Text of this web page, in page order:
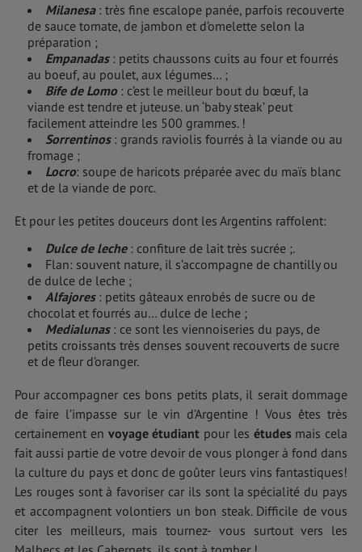
Milanesa : très fine escalope panée, parfois recouverte
de sauce tomate, de jambon et d’omelette selon la
préparation ;
Empanadas : petits chaussons cuits au four et fourrés
au boeuf, au poulet, aux légumes… ;
Bife de Lomo : c’est le meilleur bout du bœuf, la
viande est tendre et juteuse. un ‘baby steak’ peut
facilement atteindre les 500 grammes. !
Sorrentinos : grands raviolis fourrés à la viande ou au
fromage ;
Locro: soupe de haricots préparée avec du maïs blanc
et de la viande de porc.
Et pour les petites douceurs dont les Argentins raffolent:
Dulce de leche: confiture de lait très sucrée ;.
Flan: souvent nature, il s’accompagne de chantilly ou
de dulce de leche ;
Alfajores : petits gâteaux enrobés de sucre ou de
chocolat et fourrés au… dulce de leche ;
Medialunas: ce sont les viennoiseries du pays, de
petits croissants très denses souvent recouverts de sucre
et de fleur d’oranger.
Pour accompagner ces bons petits plats, il serait dommage
de faire l’impasse sur le vin d’Argentine ! Vous êtes très
certainement en voyage étudiant pour les étudesmais cela
fait aussi partie de votre devoir de vous plonger à fond dans
la culture du pays et donc de goûter leurs vins fantastiques!
Les rouges sont à favoriser car ils sont la spécialité du pays
et accompagnent volontiers un bon steak. Difficile de vous
citer les meilleurs, mais tournez- vous surtout vers les